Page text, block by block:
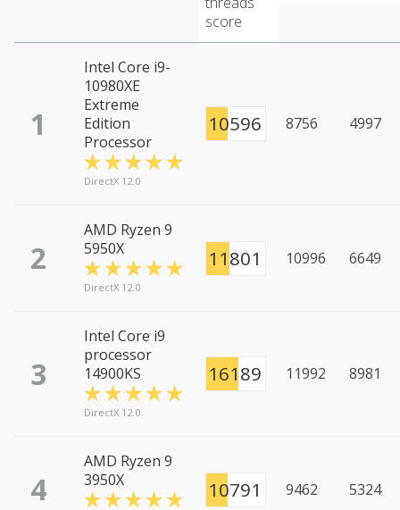
score
1
Intel Core i9-
10980XE
Extreme
Edition
Processor
DirectX 12.0
10596 8756 4997
2
AMD Ryzen 9
5950X
DirectX 12.0
11801 10996 6649
3
Intel Core i9
processor
14900KS
DirectX 12.0
16189 11992 8981
4
AMD Ryzen 9
3950X
10791 9462 5324